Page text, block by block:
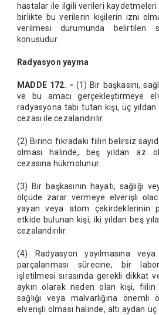
hastalar ile ilgili verileri
birlikte bu verilerin kişilerin izni
verilmesi durumunda belirtilen
konusudur.
Radyasyon yayma
MADDE 172. - (1) Bir başkasını,
ve bu amacı gerçekleştirmeye
radyasyona tabi tutan kişi, üç yıldan
cezası ile cezalandırılır.
(2) Birinci fıkradaki fiilin belirsiz
olması halinde, beş yıldan az
cezasına hükmolunur.
(3) Bir başkasının hayatı, sağlığı
ölçüde zarar vermeye elverişli
yayan veya atom çekirdeklerinin
etkide bulunan kişi, iki yıldan beş
cezalandırılır.
(4) Radyasyon yayılmasına
parçalanması sürecine, bir
işletilmesi sırasında gerekli dikkat
aykırı olarak neden olan kişi, fiilin
sağlığı veya malvarlığına
elverişli olması halinde, altı aydan üç